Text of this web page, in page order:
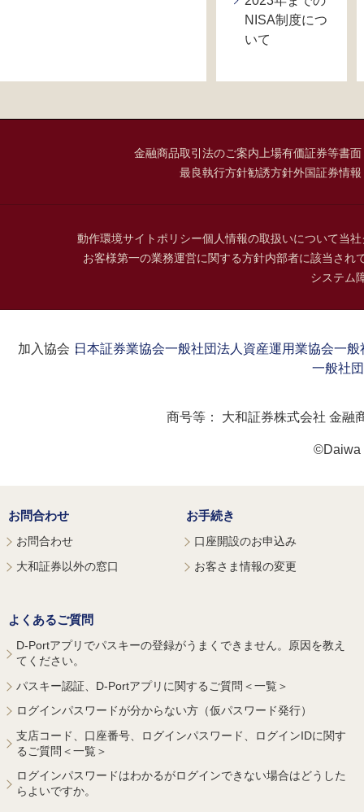
NISA制度につ
いて
金融商品取引法のご案内 上場有価証券等書
最良執行方針勧誘方針外国証券情
動作環境サイトポリシー個人情報の取扱いについて当
お客様第一の業務運営に関する方針内部者に該当され
システム
加入協会：日本証券業協会一般社団法人資産運用業協会一般
一般社
商号等： 大和証券株式会社 金融
©Daiwa
お問合わせ
お問合わせ
大和証券以外の窓口
お手続き
口座開設のお申込み
お客さま情報の変更
よくあるご質問
D-Portアプリでパスキーの登録がうまくできません。原因を教え
てください。
パスキー認証、D-Portアプリに関するご質問＜一覧＞
ログインパスワードが分からない方（仮パスワード発行）
支店コード、口座番号、ログインパスワード、ログインIDに関す
るご質問＜一覧＞
ログインパスワードはわかるがログインできない場合はどうした
らよいですか。